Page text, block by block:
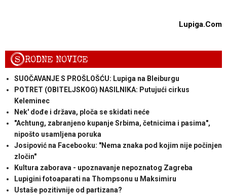
Lupiga.Com
SRODNE NOVICE
SUOČAVANJE S PROŠLOŠĆU: Lupiga na Bleiburgu
POTRET (OBITELJSKOG) NASILNIKA: Putujući cirkus
Keleminec
Nek' dođe i država, ploča se skidati neće
"Achtung, zabranjeno kupanje Srbima, četnicima i pasima",
nipošto usamljena poruka
Josipović na Facebooku: "Nema znaka pod kojim nije počinjen
zločin"
Kultura zaborava - upoznavanje nepoznatog Zagreba
Lupigini fotoaparati na Thompsonu u Maksimiru
Ustaše pozitivnije od partizana?